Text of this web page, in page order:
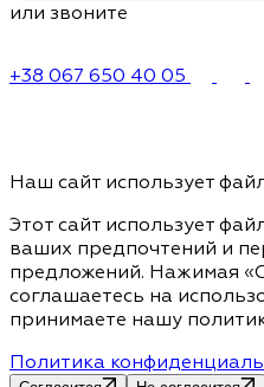
или звоните
+38 067 650 40 05
Наш сайт использует
Этот сайт использует
ваших предпочтений и
предложений. Нажимая
соглашаетесь на
принимаете нашу
Политика